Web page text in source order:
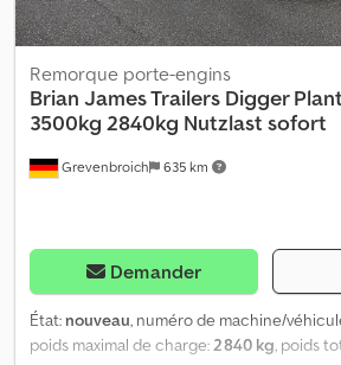
Grevenbroich 635 km
Remorque porte-engins
Brian James Trailers Digger Plant
3500kg 2840kg Nutzlast sofort
Demander
État: nouveau, numéro de machine/
poids maximal de charge:2 840 kg, poids